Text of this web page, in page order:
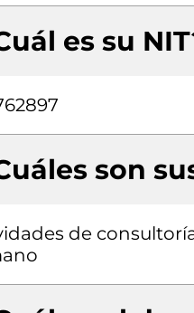
es su
son
de